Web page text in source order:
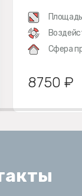
Сфера
8750 ₽